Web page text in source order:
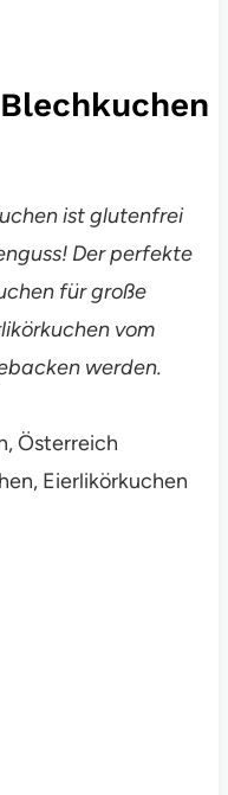
ist glutenfrei
Der perfekte
für große
vom
werden.
Österreich
Eierlikörkuchen